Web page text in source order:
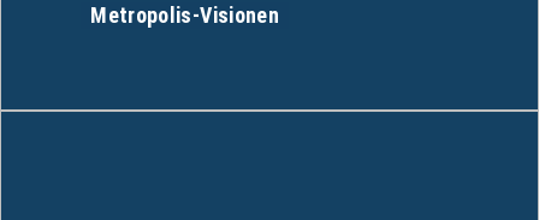
Metropolis-Visionen